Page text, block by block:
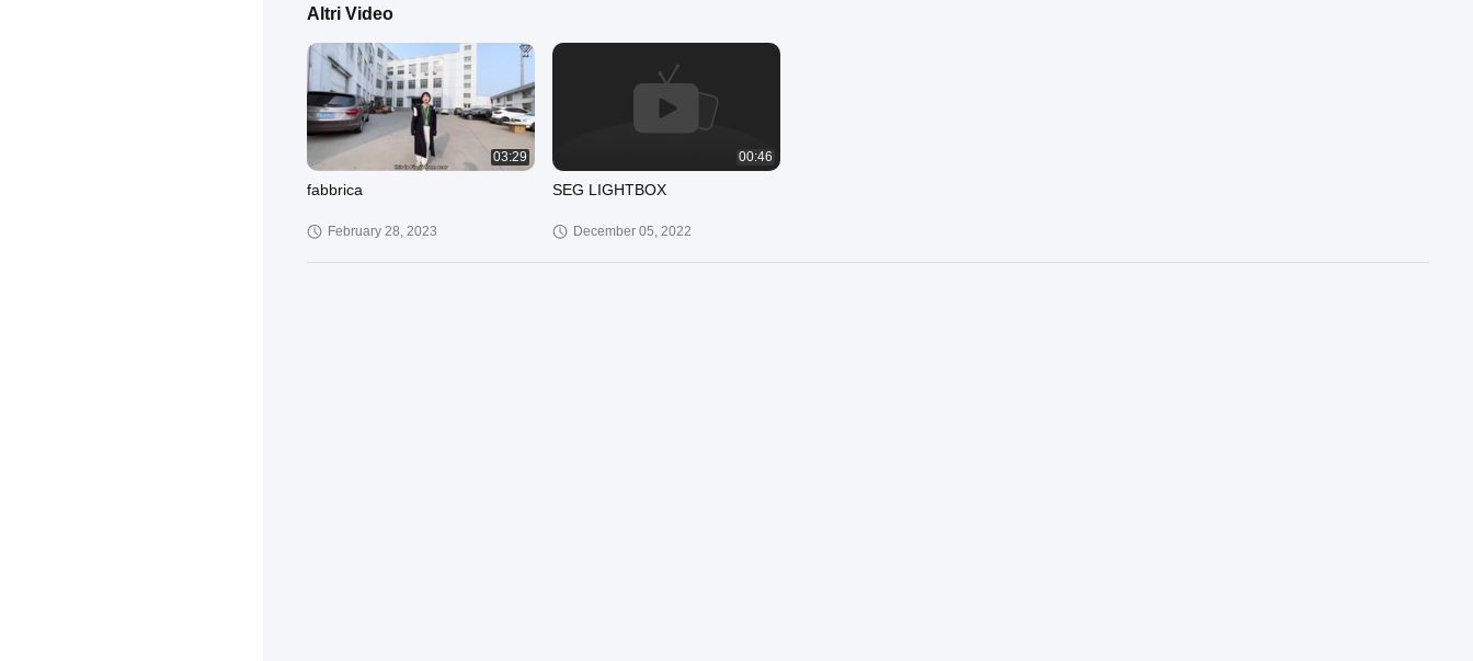
Altri Video
03:29
fabbrica
February 28, 2023
00:46
SEG LIGHTBOX
December 05, 2022